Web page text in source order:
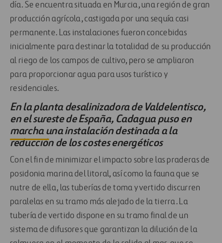
día. Se encuentra situada en Murcia, una región de gran
producción agrícola, castigada por una sequía casi
permanente. Las instalaciones fueron concebidas
inicialmente para destinar la totalidad de su producción
al riego de los campos de cultivo, pero se ampliaron
para proporcionar agua para usos turístico y
residenciales.
En la planta desalinizadora de Valdelentisco,
en el sureste de España, Cadagua puso en
marcha una instalación destinada a la
reducción de los costes energéticos
Con el fin de minimizar el impacto sobre las praderas de
posidonia marina del litoral, así como la fauna que se
nutre de ella, las tuberías de toma y vertido discurren
paralelas en su tramo más alejado de la tierra. La
tubería de vertido dispone en su tramo final de un
sistema de difusores que garantizan la dilución de la